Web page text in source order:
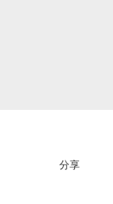
分享